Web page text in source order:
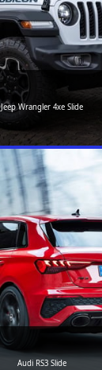
Jeep Wrangler 4xe Slide
Audi RS3 Slide